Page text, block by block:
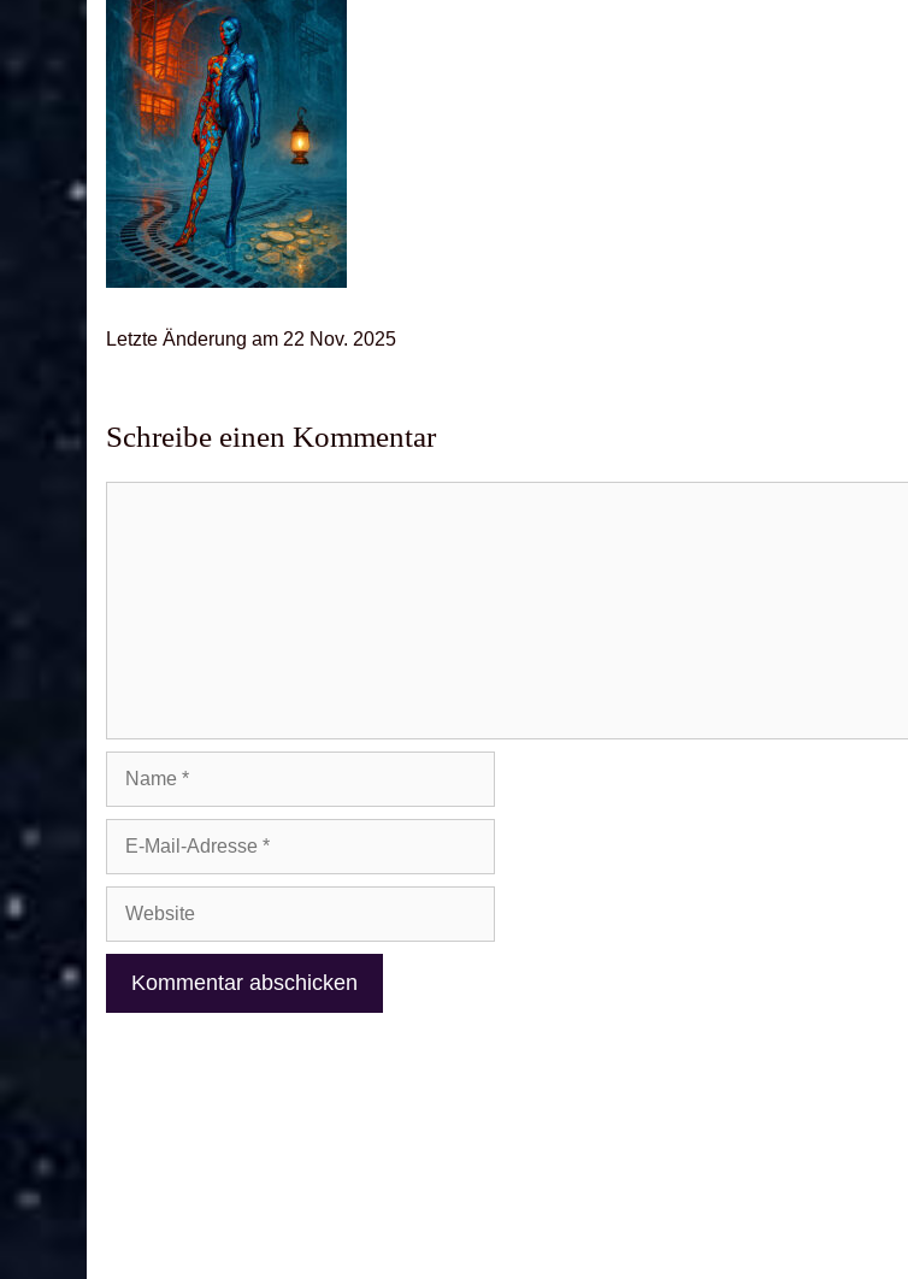
Letz­te Ände­rung am 22 Nov. 2025
Schreibe einen Kommentar
Adresse